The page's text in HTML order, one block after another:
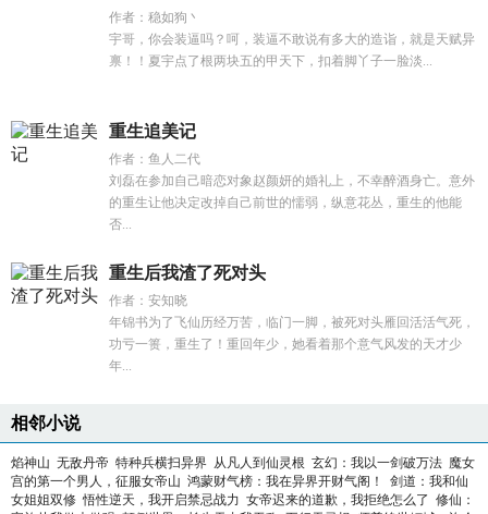
作者：稳如狗丶
宇哥，你会装逼吗？呵，装逼不敢说有多大的造诣，就是天赋异
禀！！夏宇点了根两块五的甲天下，扣着脚丫子一脸淡...
重生追美记
作者：鱼人二代
刘磊在参加自己暗恋对象赵颜妍的婚礼上，不幸醉酒身亡。意外
的重生让他决定改掉自己前世的懦弱，纵意花丛，重生的他能
否...
重生后我渣了死对头
作者：安知晓
年锦书为了飞仙历经万苦，临门一脚，被死对头雁回活活气死，
功亏一篑，重生了！重回年少，她看着那个意气风发的天才少
年...
相邻小说
焰神山 无敌丹帝 特种兵横扫异界 从凡人到仙灵根 玄幻：我以一剑破万法 魔女
宫的第一个男人，征服女帝山 鸿蒙财气榜：我在异界开财气阁！
剑道：我和仙
女姐姐双修 悟性逆天，我开启禁忌战力 女帝迟来的道歉，我拒绝怎么了 修仙：